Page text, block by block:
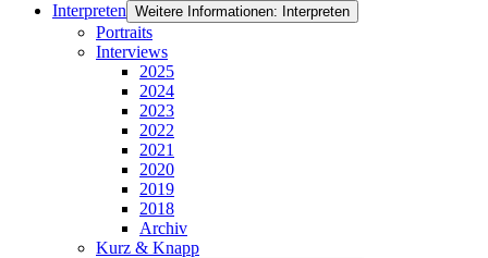
Interpreten Weitere Informationen: Interpreten
Portraits
Interviews
2025
2024
2023
2022
2021
2020
2019
2018
Archiv
Kurz & Knapp